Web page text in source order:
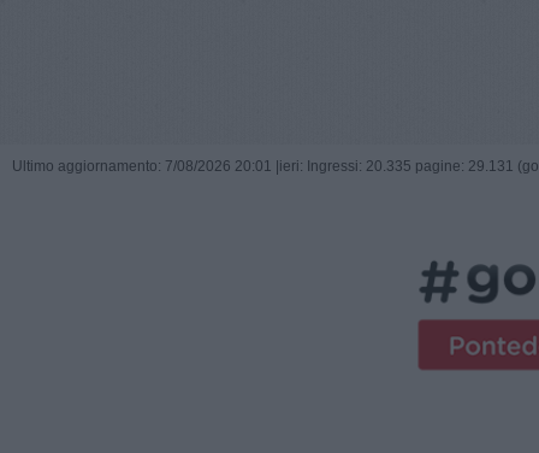
Ultimo aggiornamento: 7/08/2026 20:01 | ieri: Ingressi: 20.335 pagine: 29.131